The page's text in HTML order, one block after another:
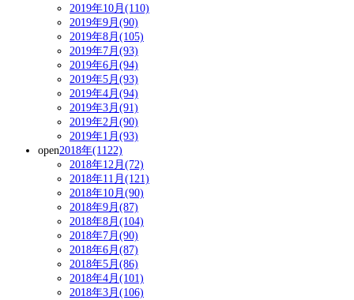
2019年10月(110)
2019年9月(90)
2019年8月(105)
2019年7月(93)
2019年6月(94)
2019年5月(93)
2019年4月(94)
2019年3月(91)
2019年2月(90)
2019年1月(93)
open2018年(1122)
2018年12月(72)
2018年11月(121)
2018年10月(90)
2018年9月(87)
2018年8月(104)
2018年7月(90)
2018年6月(87)
2018年5月(86)
2018年4月(101)
2018年3月(106)